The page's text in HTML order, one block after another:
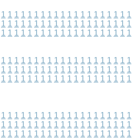
1 1 1 1 1 1 1 1 1 1 1 1 1 1 1 1 1 1 1 1
1 1 1 1 1 1 1 1 1 1 1 1 1 1 1 1 1 1 1 1
1 1 1 1 1 1 1 1 1 1 1 1 1 1 1 1 1 1 1 1
1 1 1 1 1 1 1 1 1 1 1 1 1 1 1 1 1 1 1 1
1 1 1 1 1 1 1 1 1 1 1 1 1 1 1 1 1 1 1 1
1 1 1 1 1 1 1 1 1 1 1 1 1 1 1 1 1 1 1 1
1 1 1 1 1 1 1 1 1 1 1 1 1 1 1 1 1 1 1 1
1 1 1 1 1 1 1 1 1 1 1 1 1 1 1 1 1 1 1 1
1 1 1 1 1 1 1 1 1 1 1 1 1 1 1 1 1 1 1 1